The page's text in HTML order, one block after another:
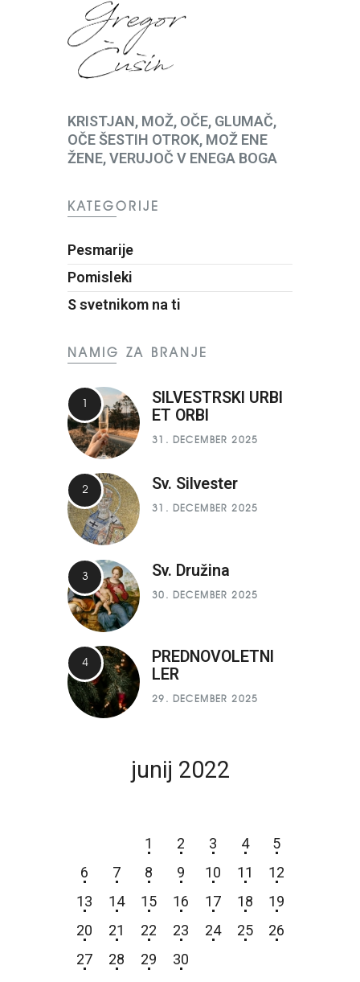
KRISTJAN, MOŽ, OČE, GLUMAČ,
OČE ŠESTIH OTROK, MOŽ ENE
ŽENE, VERUJOČ V ENEGA BOGA
KATEGORIJE
Pesmarije
Pomisleki
S svetnikom na ti
NAMIG ZA BRANJE
SILVESTRSKI URBI
ET ORBI
31. DECEMBER 2025
Sv. Silvester
31. DECEMBER 2025
Sv. Družina
30. DECEMBER 2025
PREDNOVOLETNI
LER
29. DECEMBER 2025
junij 2022
1
2 3 4
5
6
7 8 9 10 11
12
13
14 15 16 17 18
19
20
21 22 23 24 25
26
27
28 29 30